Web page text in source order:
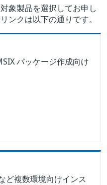
象製品を選択してお申し
ンクは以下の通りです。
パッケージ作成向け
ど複数環境向けインス